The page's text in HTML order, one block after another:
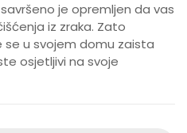
je opremljen da vas
iz zraka. Zato
u svojem domu zaista
osjetljivi na svoje